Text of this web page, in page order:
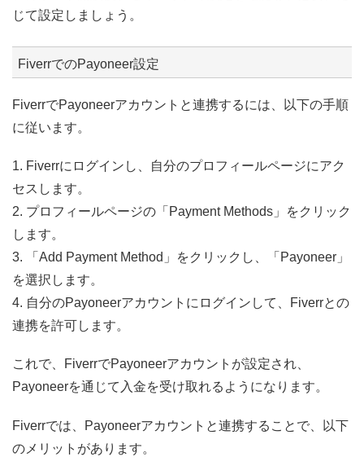
じて設定しましょう。
FiverrでのPayoneer設定
FiverrでPayoneerアカウントと連携するには、以下の手順
に従います。
1. Fiverrにログインし、自分のプロフィールページにアク
セスします。
2. プロフィールページの「Payment Methods」をクリック
します。
3. 「Add Payment Method」をクリックし、「Payoneer」
を選択します。
4. 自分のPayoneerアカウントにログインして、Fiverrとの
連携を許可します。
これで、FiverrでPayoneerアカウントが設定され、
Payoneerを通じて入金を受け取れるようになります。
Fiverrでは、Payoneerアカウントと連携することで、以下
のメリットがあります。